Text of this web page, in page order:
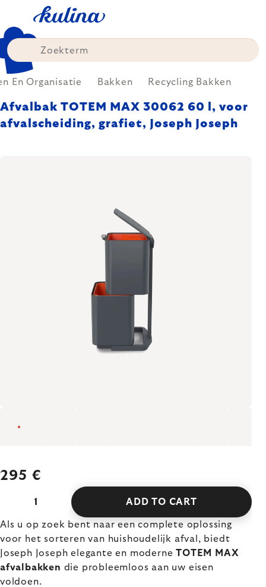
content
En Organisatie Bakken Recycling Bakken
Afvalbak TOTEM MAX 30062 60 l, voor
afvalscheiding, grafiet, Joseph Joseph
295 €
ADD TO CART
Als u op zoek bent naar een complete oplossing
voor het sorteren van huishoudelijk afval, biedt
Joseph Joseph elegante en moderneTOTEM MAX
afvalbakken die probleemloos aan uw eisen
voldoen.